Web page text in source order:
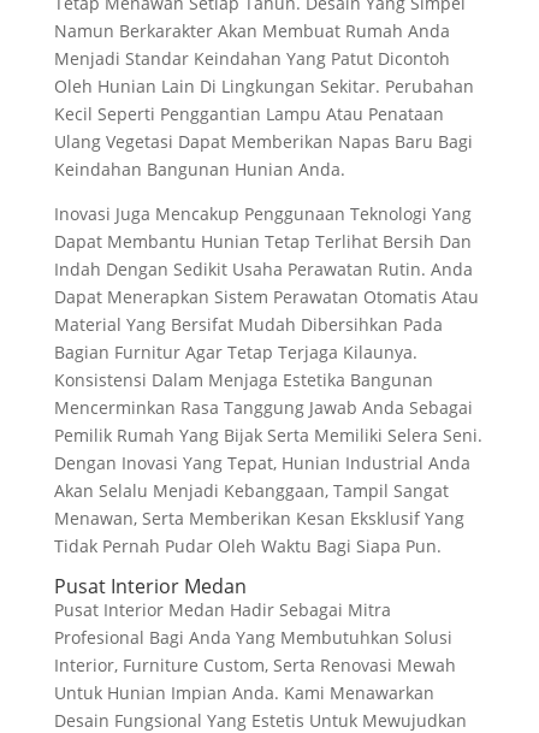
Namun Berkarakter Akan Membuat Rumah Anda
Menjadi Standar Keindahan Yang Patut Dicontoh
Oleh Hunian Lain Di Lingkungan Sekitar. Perubahan
Kecil Seperti Penggantian Lampu Atau Penataan
Ulang Vegetasi Dapat Memberikan Napas Baru Bagi
Keindahan Bangunan Hunian Anda.
Inovasi Juga Mencakup Penggunaan Teknologi Yang
Dapat Membantu Hunian Tetap Terlihat Bersih Dan
Indah Dengan Sedikit Usaha Perawatan Rutin. Anda
Dapat Menerapkan Sistem Perawatan Otomatis Atau
Material Yang Bersifat Mudah Dibersihkan Pada
Bagian Furnitur Agar Tetap Terjaga Kilaunya.
Konsistensi Dalam Menjaga Estetika Bangunan
Mencerminkan Rasa Tanggung Jawab Anda Sebagai
Pemilik Rumah Yang Bijak Serta Memiliki Selera Seni.
Dengan Inovasi Yang Tepat, Hunian Industrial Anda
Akan Selalu Menjadi Kebanggaan, Tampil Sangat
Menawan, Serta Memberikan Kesan Eksklusif Yang
Tidak Pernah Pudar Oleh Waktu Bagi Siapa Pun.
Pusat Interior Medan
Pusat Interior Medan Hadir Sebagai Mitra
Profesional Bagi Anda Yang Membutuhkan Solusi
Interior, Furniture Custom, Serta Renovasi Mewah
Untuk Hunian Impian Anda. Kami Menawarkan
Desain Fungsional Yang Estetis Untuk Mewujudkan